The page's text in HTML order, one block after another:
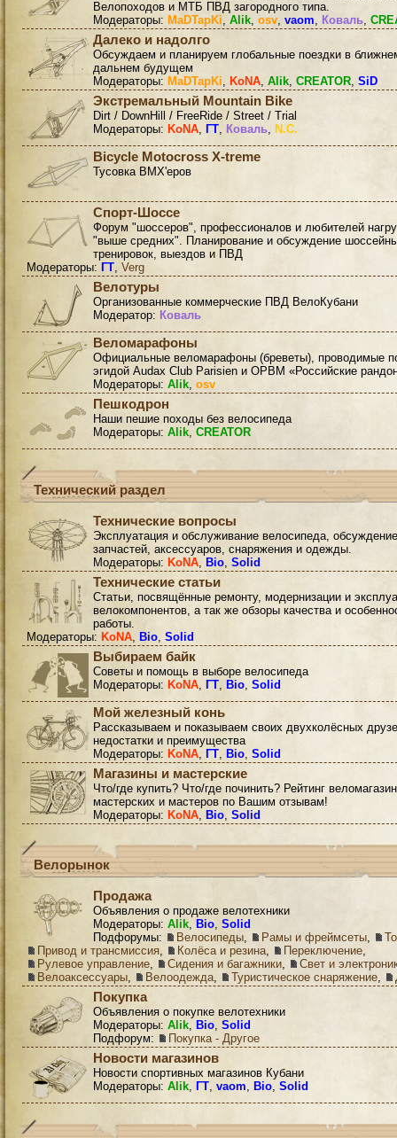
Велопоходов и МТБ ПВД загородного типа.
Модераторы: MaDTapKi, Alik, osv, vaom, Коваль,
Далеко и надолго
Обсуждаем и планируем глобальные поездки в
дальнем будущем
Модераторы: MaDTapKi, KoNA, Alik, CREATOR, SiD
Экстремальный Mountain Bike
Dirt / DownHill / FreeRide / Street / Trial
Модераторы: KoNA, ГТ, Коваль, N.C.
Bicycle Motocross X-treme
Тусовка BMX'еров
Спорт-Шоссе
Форум "шоссеров", профессионалов и любителей
"выше средних". Планирование и обсуждение
тренировок, выездов и ПВД
Модераторы: ГТ, Verg
Велотуры
Организованные коммерческие ПВД ВелоКубани
Модератор: Коваль
Веломарафоны
Официальные веломарафоны (бреветы), проводимые
эгидой Audax Club Parisien и ОРВМ «Российские
Модераторы: Alik, osv
Пешкодрон
Наши пешие походы без велосипеда
Модераторы: Alik, CREATOR
Технический раздел
Технические вопросы
Эксплуатация и обслуживание велосипеда, обсуждение
запчастей, аксессуаров, снаряжения и одежды.
Модераторы: KoNA, Bio, Solid
Технические статьи
Статьи, посвящённые ремонту, модернизации и
велокомпонентов, а так же обзоры качества и
работы.
Модераторы: KoNA, Bio, Solid
Выбираем байк
Советы и помощь в выборе велосипеда
Модераторы: KoNA, ГТ, Bio, Solid
Мой железный конь
Рассказываем и показываем своих двухколёсных
недостатки и преимущества
Модераторы: KoNA, ГТ, Bio, Solid
Магазины и мастерские
Что/где купить? Что/где починить? Рейтинг
мастерских и мастеров по Вашим отзывам!
Модераторы: KoNA, Bio, Solid
Велорынок
Продажа
Объявления о продаже велотехники
Модераторы: Alik, Bio, Solid
Подфорумы:
Велосипеды, Рамы и фреймсеты,
Привод и трансмиссия, Колёса и резина, Переключение,
Рулевое управление, Сидения и багажники,
Свет и
Велоаксессуары, Велоодежда, Туристическое снаряжение,
Покупка
Объявления о покупке велотехники
Модераторы: Alik, Bio, Solid
Подфорум:
Покупка - Другое
Новости магазинов
Новости спортивных магазинов Кубани
Модераторы: Alik, ГТ, vaom, Bio, Solid